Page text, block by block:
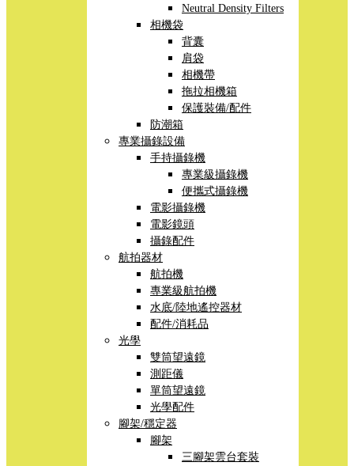
Neutral Density Filters
相機袋
背囊
肩袋
相機帶
拖拉相機箱
保護裝備/配件
防潮箱
專業攝錄設備
手持攝錄機
專業級攝錄機
便攜式攝錄機
電影攝錄機
電影鏡頭
攝錄配件
航拍器材
航拍機
專業級航拍機
水底/陸地遙控器材
配件/消耗品
光學
雙筒望遠鏡
測距儀
單筒望遠鏡
光學配件
腳架/穩定器
腳架
三腳架雲台套裝